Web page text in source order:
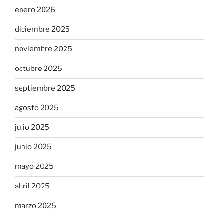
enero 2026
diciembre 2025
noviembre 2025
octubre 2025
septiembre 2025
agosto 2025
julio 2025
junio 2025
mayo 2025
abril 2025
marzo 2025